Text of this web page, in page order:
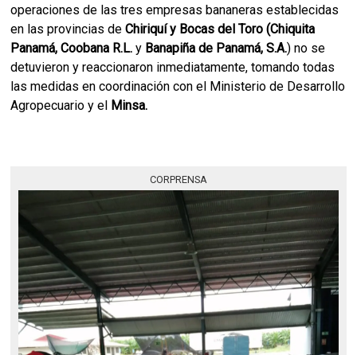
operaciones de las tres empresas bananeras establecidas
en las provincias de Chiriquí y Bocas del Toro (Chiquita
Panamá, Coobana R.L. y Banapiña de Panamá, S.A.) no se
detuvieron y reaccionaron inmediatamente, tomando todas
las medidas en coordinación con el Ministerio de Desarrollo
Agropecuario y el Minsa.
CORPRENSA